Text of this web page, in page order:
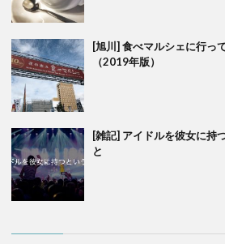
[旭川] 食べマルシェに行っ
（2019年版）
[雑記] アイドルを彼女に持
と